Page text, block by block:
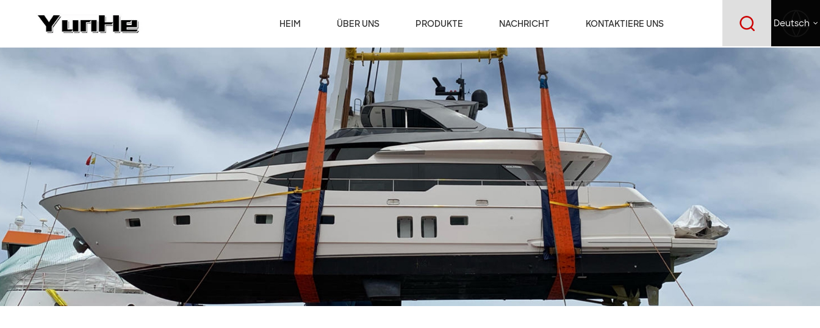
Deutsch
HEIM ÜBER UNS PRODUKTE NACHRICHT KONTAKTIERE UNS